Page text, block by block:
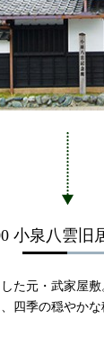
小泉八雲旧
た元・武家屋
四季の穏やか